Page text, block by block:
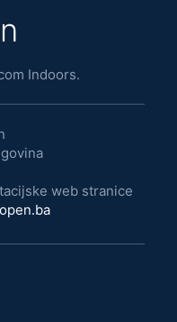
Indoors.
web stranice